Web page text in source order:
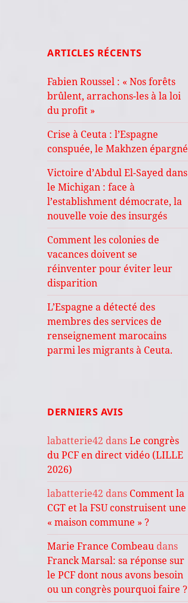
ARTICLES RÉCENTS
Fabien Roussel : « Nos forêts
brûlent, arrachons-les à la loi
du profit »
Crise à Ceuta : l’Espagne
conspuée, le Makhzen épargné
Victoire d’Abdul El-Sayed dans
le Michigan : face à
l’establishment démocrate, la
nouvelle voie des insurgés
Comment les colonies de
vacances doivent se
réinventer pour éviter leur
disparition
L’Espagne a détecté des
membres des services de
renseignement marocains
parmi les migrants à Ceuta.
DERNIERS AVIS
labatterie42 dansLe congrès
du PCF en direct vidéo (LILLE
2026)
labatterie42 dans Comment la
CGT et la FSU construisent une
« maison commune » ?
Marie France Combeau dans
Franck Marsal: sa réponse sur
le PCF dont nous avons besoin
ou un congrès pourquoi faire ?